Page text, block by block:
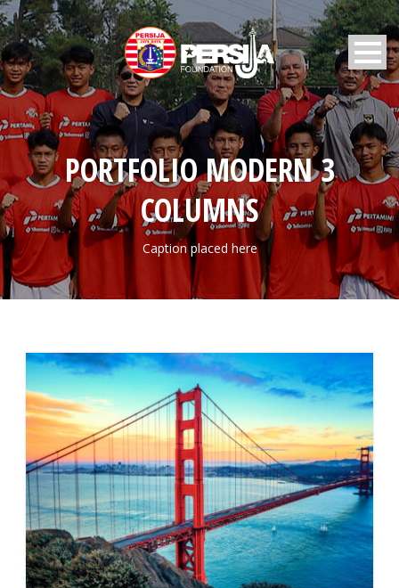
PORTFOLIO MODERN 3
COLUMNS
Caption placed here